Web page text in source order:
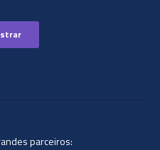
parceiros: